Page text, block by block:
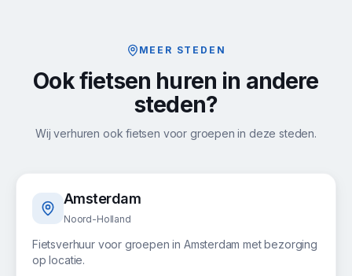
MEER STEDEN
Ook fietsen huren in andere
steden?
Wij verhuren ook fietsen voor groepen in deze steden.
Amsterdam
Noord-Holland
Fietsverhuur voor groepen in Amsterdam met bezorging
op locatie.